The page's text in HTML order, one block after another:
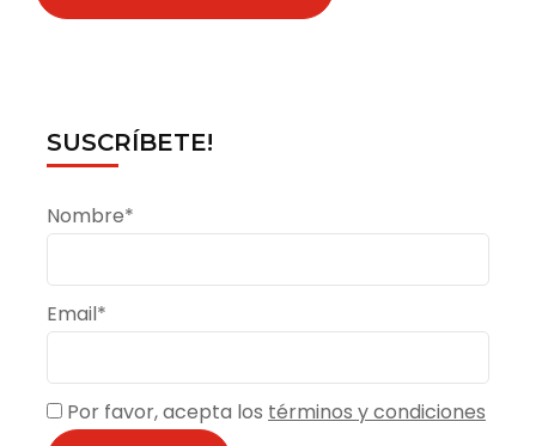
SUSCRÍBETE!
Nombre*
Email*
Por favor, acepta los términos y condiciones